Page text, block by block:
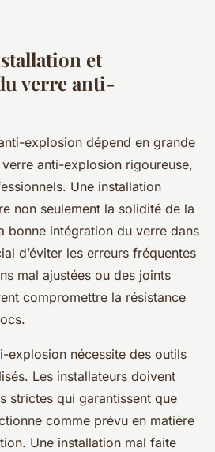
et
verre anti-
explosion dépend en grande
verre anti-explosion rigoureuse,
Une installation
non seulement la solidité de la
bonne intégration du verre dans
d’éviter les erreurs fréquentes
mal ajustées ou des joints
compromettre la résistance
explosion nécessite des outils
Les installateurs doivent
strictes qui garantissent que
comme prévu en matière
Une installation mal faite